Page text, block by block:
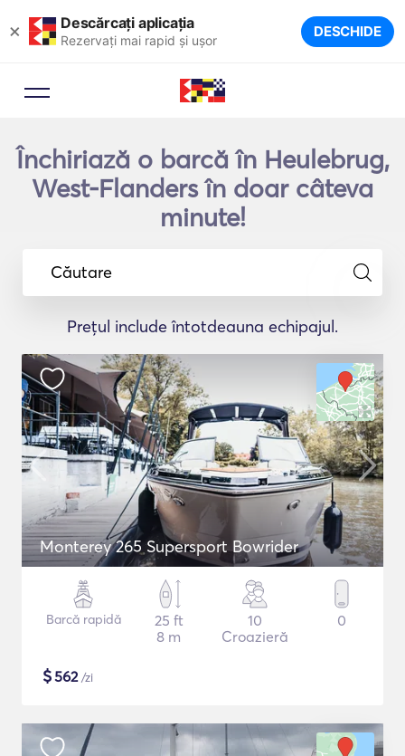
× Descărcați aplicația
Rezervați mai rapid și ușor DESCHIDE
Închiriază o barcă în Heulebrug,
West-Flanders în doar câteva
minute!
Căutare
Prețul include întotdeauna echipajul.
Monterey 265 Supersport Bowrider
Barcă rapidă
25 ft
8 m
10
Croazieră
0
$562/zi